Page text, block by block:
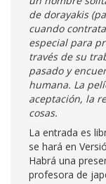
de dorayakis
cuando
especial para
través de su
pasado y
humana. La
aceptación, la
cosas.
La entrada es
se hará en
Habrá una
profesora de